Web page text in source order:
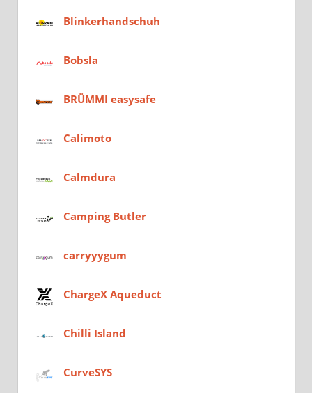
Blinkerhandschuh
Bobsla
BRÜMMI easysafe
Calimoto
Calmdura
Camping Butler
carryyygum
ChargeX Aqueduct
Chilli Island
CurveSYS